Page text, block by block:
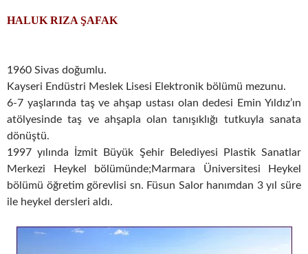
HALUK RIZA ŞAFAK
1960 Sivas doğumlu.
Kayseri Endüstri Meslek Lisesi Elektronik bölümü mezunu.
6-7 yaşlarında taş ve ahşap ustası olan dedesi Emin Yıldız’ın
atölyesinde taş ve ahşapla olan tanışıklığı tutkuyla sanata
dönüştü.
1997 yılında İzmit Büyük Şehir Belediyesi Plastik Sanatlar
Merkezi Heykel bölümünde;Marmara Üniversitesi Heykel
bölümü öğretim görevlisi sn. Füsun Salor hanımdan 3 yıl süre
ile heykel dersleri aldı.